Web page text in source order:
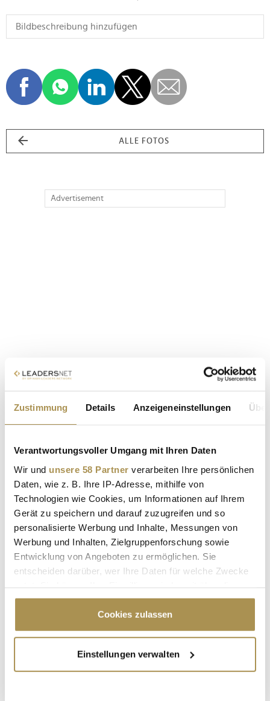
Zustimmung Details Anzeigeneinstellungen
Verantwortungsvoller Umgang mit Ihren Daten
Wir und unsere 58 Partner verarbeiten Ihre persönlichen
Daten, wie z. B. Ihre IP-Adresse, mithilfe von
Technologien wie Cookies, um Informationen auf Ihrem
Gerät zu speichern und darauf zuzugreifen und so
personalisierte Werbung und Inhalte, Messungen von
Werbung und Inhalten, Zielgruppenforschung sowie
Entwicklung von Angeboten zu ermöglichen. Sie
entscheiden darüber, wer Ihre Daten für welche Zwecke
Cookie-Erklärung oder durch Klicken auf das Privacy
Trigger Symbol ändern oder widerrufen
Informationen über Ihre geografische Lage
erfassen, welche bis auf einige Meter genau sein
Cookies zulassen
Einstellungen verwalten
ALLE FOTOS
Advertisement